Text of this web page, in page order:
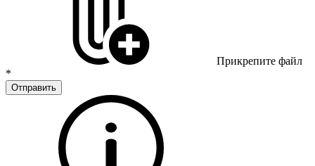
Прикрепите файл
*
Отправить